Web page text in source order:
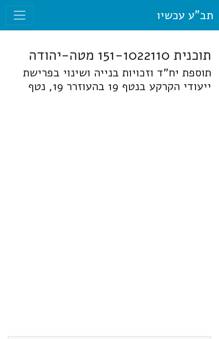
תב"ע עכשיו
תוכנית 151-1022110 מטה-יהודה
תוספת יח"ד וזכויות בנייה ושינוי בפרישת
ייעודי הקרקע בנטף 19 בהעוזרר 19, נטף